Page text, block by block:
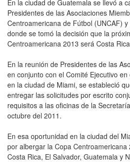
En la ciudad de Guatemala se llevó a
Presidentes de las Asociaciones
Centroamericana de Fútbol (UNCAF)
donde se tomó la decisión que la
Centroamericana 2013 será Costa
En la reunión de Presidentes de las
en conjunto con el Comité Ejecutivo
en la ciudad de Miami, se estableció
entregar las solicitudes por escrito
requisitos a las oficinas de la
octubre del 2011.
En esa oportunidad en la ciudad del
por albergar la Copa
Costa Rica, El Salvador, Guatemala y